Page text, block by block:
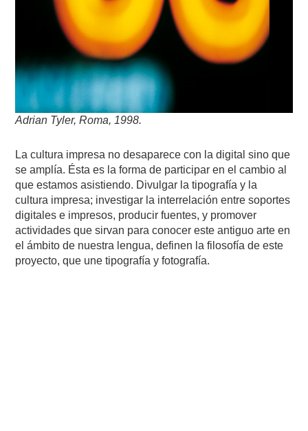
Adrian Tyler, Roma, 1998.
La cultura impresa no desaparece con la digital sino que
se amplía. Ésta es la forma de participar en el cambio al
que estamos asistiendo. Divulgar la tipografía y la
cultura impresa; investigar la interrelación entre soportes
digitales e impresos, producir fuentes, y promover
actividades que sirvan para conocer este antiguo arte en
el ámbito de nuestra lengua, definen la filosofía de este
proyecto, que une tipografía y fotografía.